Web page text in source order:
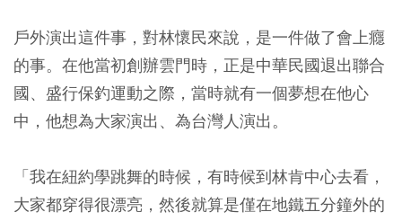
戶外演出這件事，對林懷民來說，是一件做了會上癮
的事。在他當初創辦雲門時，正是中華民國退出聯合
國、盛行保釣運動之際，當時就有一個夢想在他心
中，他想為大家演出、為台灣人演出。
「我在紐約學跳舞的時候，有時候到林肯中心去看，
大家都穿得很漂亮，然後就算是僅在地鐵五分鐘外的